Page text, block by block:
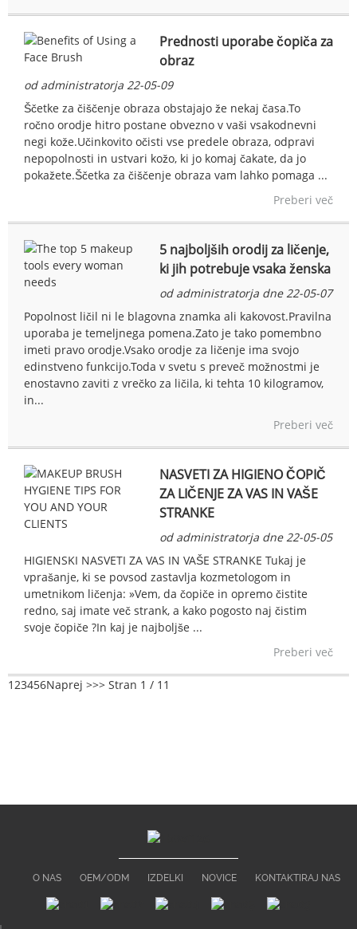
Prednosti uporabe čopiča za
obraz
od administratorja 22-05-09
Ščetke za čiščenje obraza obstajajo že nekaj časa.To
ročno orodje hitro postane obvezno v vaši vsakodnevni
negi kože.Učinkovito očisti vse predele obraza, odpravi
nepopolnosti in ustvari kožo, ki jo komaj čakate, da jo
pokažete.Ščetka za čiščenje obraza vam lahko pomaga ...
Preberi več
5 najboljših orodij za ličenje,
ki jih potrebuje vsaka ženska
od administratorja dne 22-05-07
Popolnost ličil ni le blagovna znamka ali kakovost.Pravilna
uporaba je temeljnega pomena.Zato je tako pomembno
imeti pravo orodje.Vsako orodje za ličenje ima svojo
edinstveno funkcijo.Toda v svetu s preveč možnostmi je
enostavno zaviti z vrečko za ličila, ki tehta 10 kilogramov,
in...
Preberi več
NASVETI ZA HIGIENO ČOPIČ
ZA LIČENJE ZA VAS IN VAŠE
STRANKE
od administratorja dne 22-05-05
HIGIENSKI NASVETI ZA VAS IN VAŠE STRANKE Tukaj je
vprašanje, ki se povsod zastavlja kozmetologom in
umetnikom ličenja: »Vem, da čopiče in opremo čistite
redno, saj imate več strank, a kako pogosto naj čistim
svoje čopiče ?In kaj je najboljše ...
Preberi več
1 23456Naprej >>> Stran 1 / 11
O NAS OEM/ODM IZDELKI NOVICE KONTAKTIRAJ NAS